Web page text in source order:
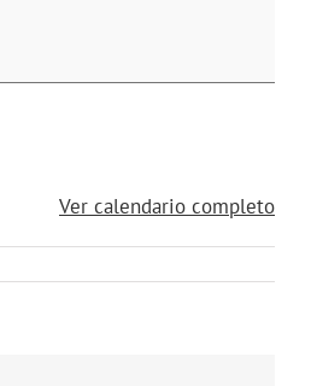
Ver calendario completo